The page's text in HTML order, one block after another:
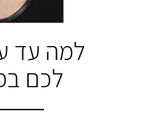
לחץ לצפייה
בהמלצה
למה עד
לכם